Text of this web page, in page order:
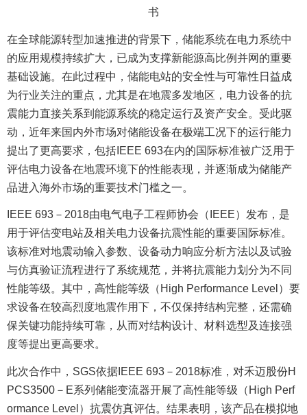
书
在全球能源转型加速推进的背景下，储能系统在电力系统中
的应用规模持续扩大，已成为支撑新能源高比例并网的重要
基础设施。在此过程中，储能电站的安全性与可靠性日益成
为行业关注的重点，尤其是在地震多发地区，电力设备的抗
震能力直接关系到能源系统的稳定运行及资产安全。受此驱
动，近年来国内外市场对储能设备在极端工况下的运行能力
提出了更高要求，包括IEEE 693在内的国际标准被广泛用于
评估电力设备在地震环境下的性能表现，并逐渐成为储能产
品进入海外市场的重要技术门槛之一。
IEEE 693－2018由电气电子工程师协会（IEEE）发布，是
用于评估变电站及相关电力设备抗震性能的重要国际标准。
该标准对地震动输入参数、设备动力响应分析方法以及试验
与仿真验证流程进行了系统规范，并将抗震能力划分为不同
性能等级。其中，高性能等级（High Performance Level）要
求设备在较高烈度地震作用下，不仅保持结构完整，还需确
保关键功能持续可靠，从而对结构设计、材料选型及连接强
度等提出更高要求。
此次合作中，SGS依据IEEE 693－2018标准，对禾迈股份H
PCS3500－E系列储能变流器开展了高性能等级（High Perf
ormance Level）抗震仿真评估。结果表明，该产品在模拟地